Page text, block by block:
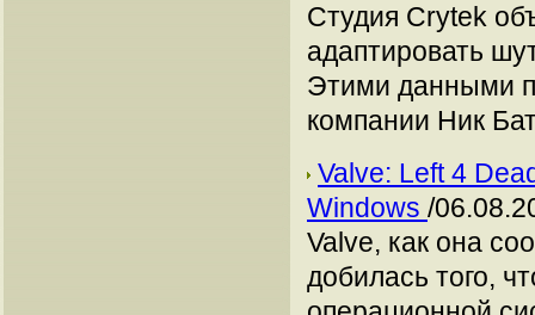
Студия Crytek
адаптировать
Этими данными
компании Ник
Valve: Left 4
Windows /
Valve, как она
добилась того,